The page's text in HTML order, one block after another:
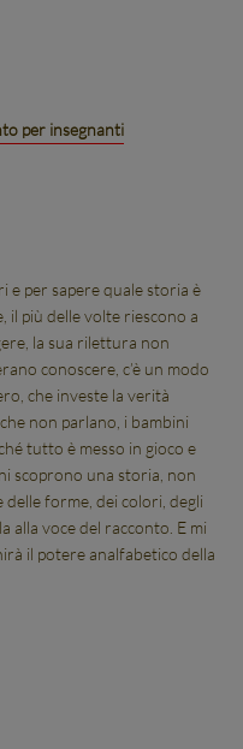
per insegnanti
e per sapere quale storia è
il più delle volte riescono a
la sua rilettura non
conoscere, c’è un modo
che investe la verità
non parlano, i bambini
tutto è messo in gioco e
scoprono una storia, non
forme, dei colori, degli
alla voce del racconto. E mi
il potere analfabetico della